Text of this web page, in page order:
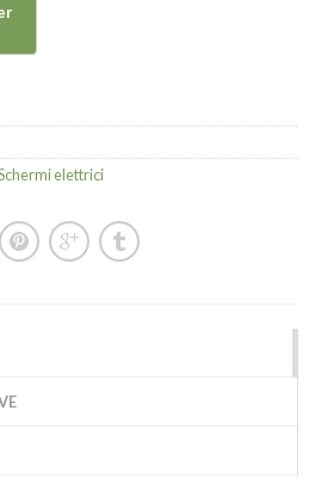
elettrici